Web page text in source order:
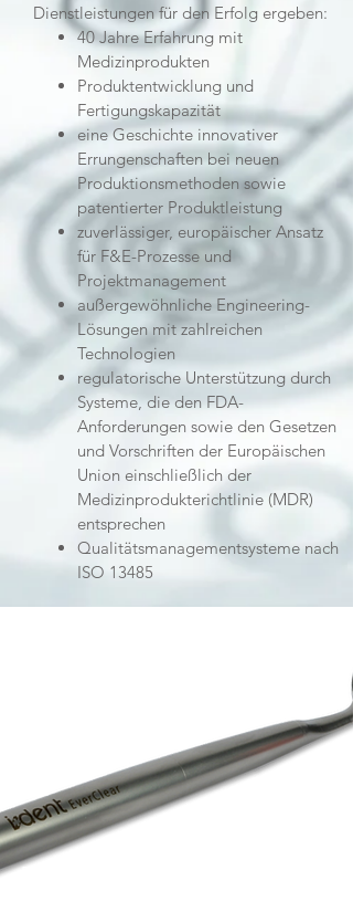
Dienstleistungen für den Erfolg ergeben:
40 Jahre Erfahrung mit
Medizinprodukten
Produktentwicklung und
Fertigungskapazität
eine Geschichte innovativer
Errungenschaften bei neuen
Produktionsmethoden sowie
patentierter Produktleistung
zuverlässiger, europäischer Ansatz
für F&E-Prozesse und
Projektmanagement
außergewöhnliche Engineering-
Lösungen mit zahlreichen
Technologien
regulatorische Unterstützung durch
Systeme, die den FDA-
Anforderungen sowie den Gesetzen
und Vorschriften der Europäischen
Union einschließlich der
Medizinprodukterichtlinie (MDR)
entsprechen
Qualitätsmanagementsysteme nach
ISO 13485
Projekt ansehen